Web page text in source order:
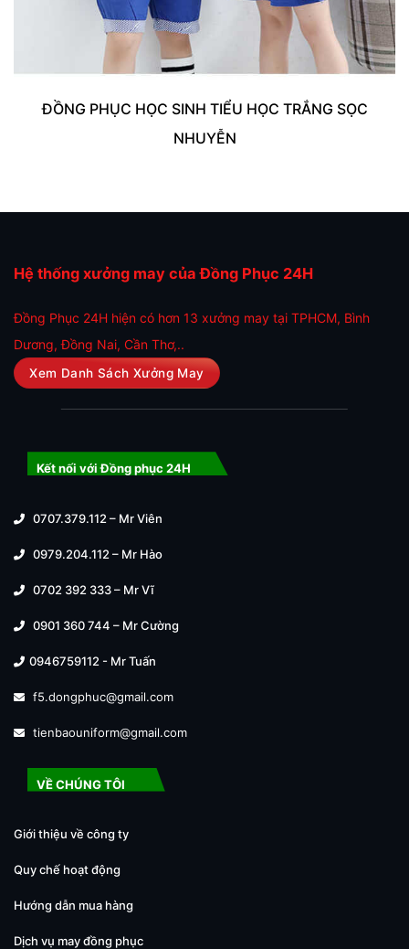
ĐỒNG PHỤC HỌC SINH TIỂU HỌC TRẮNG SỌC
NHUYỄN
Hệ thống xưởng may của Đồng Phục 24H
Đồng Phục 24H hiện có hơn 13 xưởng may tại TPHCM, Bình
Dương, Đồng Nai, Cần Thơ,..
Xem Danh Sách Xưởng May
Kết nối với Đồng phục 24H
0707.379.112 – Mr Viên
0979.204.112 – Mr Hào
0702 392 333 – Mr Vĩ
0901 360 744 – Mr Cường
0946759112 - Mr Tuấn
f5.dongphuc@gmail.com
tienbaouniform@gmail.com
VỀ CHÚNG TÔI
Giới thiệu về công ty
Quy chế hoạt động
Hướng dẫn mua hàng
Dịch vụ may đồng phục